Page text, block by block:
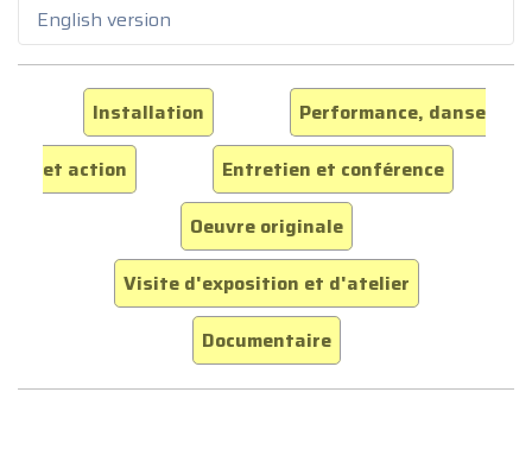
English version
Installation
Performance, danse
et action
Entretien et conférence
Oeuvre originale
Visite d'exposition et d'atelier
Documentaire